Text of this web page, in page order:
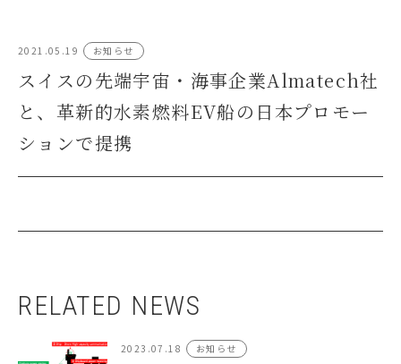
2021.05.19 お知らせ
スイスの先端宇宙・海事企業Almatech社
と、革新的水素燃料EV船の日本プロモー
ションで提携
RELATED NEWS
2023.07.18 お知らせ